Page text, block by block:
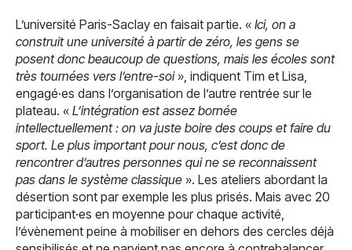
L’université Paris-Saclay en faisait partie. « Ici, on a
construit une université à partir de zéro, les gens se
posent donc beaucoup de questions, mais les écoles sont
très tournées vers l’entre-soi», indiquent Tim et Lisa,
engagé·es dans l’organisation de l’autre rentrée sur le
plateau. « L’intégration est assez bornée
intellectuellement : on va juste boire des coups et faire du
sport. Le plus important pour nous, c’est donc de
rencontrer d’autres personnes qui ne se reconnaissent
pas dans le système classique ». Les ateliers abordant la
désertion sont par exemple les plus prisés. Mais avec 20
participant·es en moyenne pour chaque activité,
l’évènement peine à mobiliser en dehors des cercles déjà